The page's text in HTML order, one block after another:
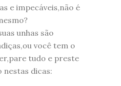
e impecáveis,não é
unhas são
você tem o
tudo e preste
nestas dicas: